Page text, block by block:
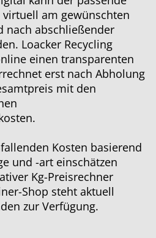
am gewünschten
nach abschließender
Loacker Recycling
einen transparenten
erst nach Abholung
mit den
Kosten basierend
und -art einschätzen
Kg-Preisrechner
Shop steht aktuell
zur Verfügung.